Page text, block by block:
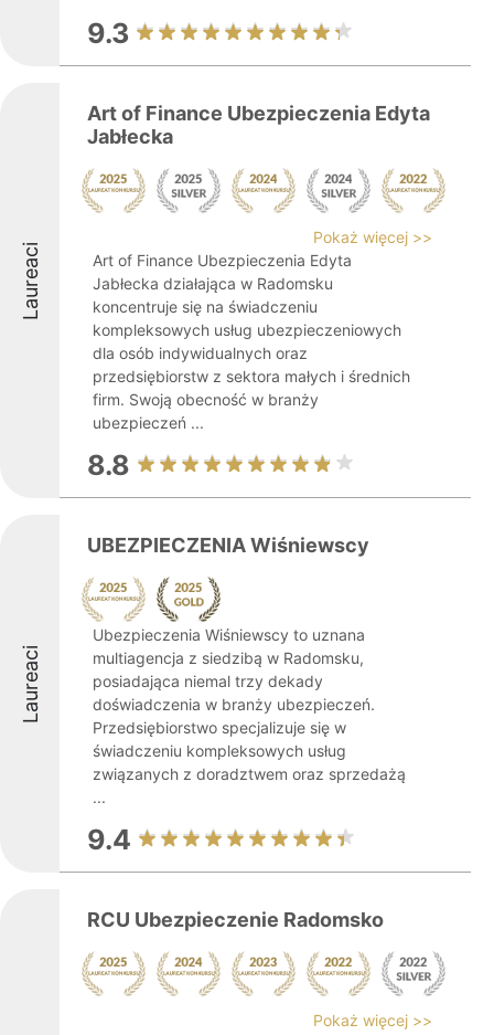
9.3
Laureaci
Art of Finance Ubezpieczenia Edyta
Jabłecka
Pokaż więcej >>
Art of Finance Ubezpieczenia Edyta
Jabłecka działająca w Radomsku
koncentruje się na świadczeniu
kompleksowych usług ubezpieczeniowych
dla osób indywidualnych oraz
przedsiębiorstw z sektora małych i średnich
firm. Swoją obecność w branży
ubezpieczeń ...
8.8
Laureaci
UBEZPIECZENIA Wiśniewscy
Ubezpieczenia Wiśniewscy to uznana
multiagencja z siedzibą w Radomsku,
posiadająca niemal trzy dekady
doświadczenia w branży ubezpieczeń.
Przedsiębiorstwo specjalizuje się w
świadczeniu kompleksowych usług
związanych z doradztwem oraz sprzedażą
...
9.4
RCU Ubezpieczenie Radomsko
Pokaż więcej >>